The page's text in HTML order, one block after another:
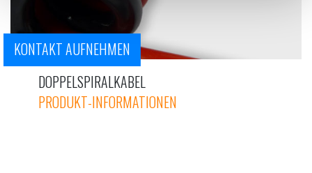
KONTAKT AUFNEHMEN
DOPPELSPIRALKABEL
PRODUKT-INFORMATIONEN